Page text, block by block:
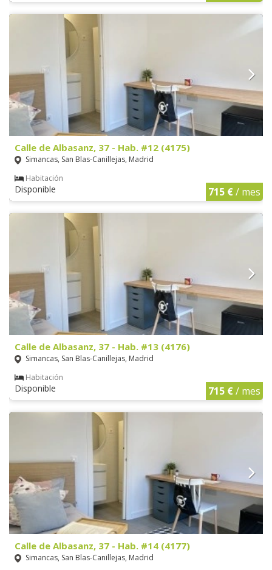
Calle de Albasanz, 37 - Hab. #12 (4175)
Simancas, San Blas-Canillejas, Madrid
Habitación
Disponible 715 €/ mes
Calle de Albasanz, 37 - Hab. #13 (4176)
Simancas, San Blas-Canillejas, Madrid
Habitación
Disponible 715 €/ mes
Calle de Albasanz, 37 - Hab. #14 (4177)
Simancas, San Blas-Canillejas, Madrid